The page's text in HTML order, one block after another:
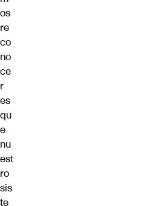
os
re
co
no
ce
r
es
qu
e
nu
est
ro
sis
te